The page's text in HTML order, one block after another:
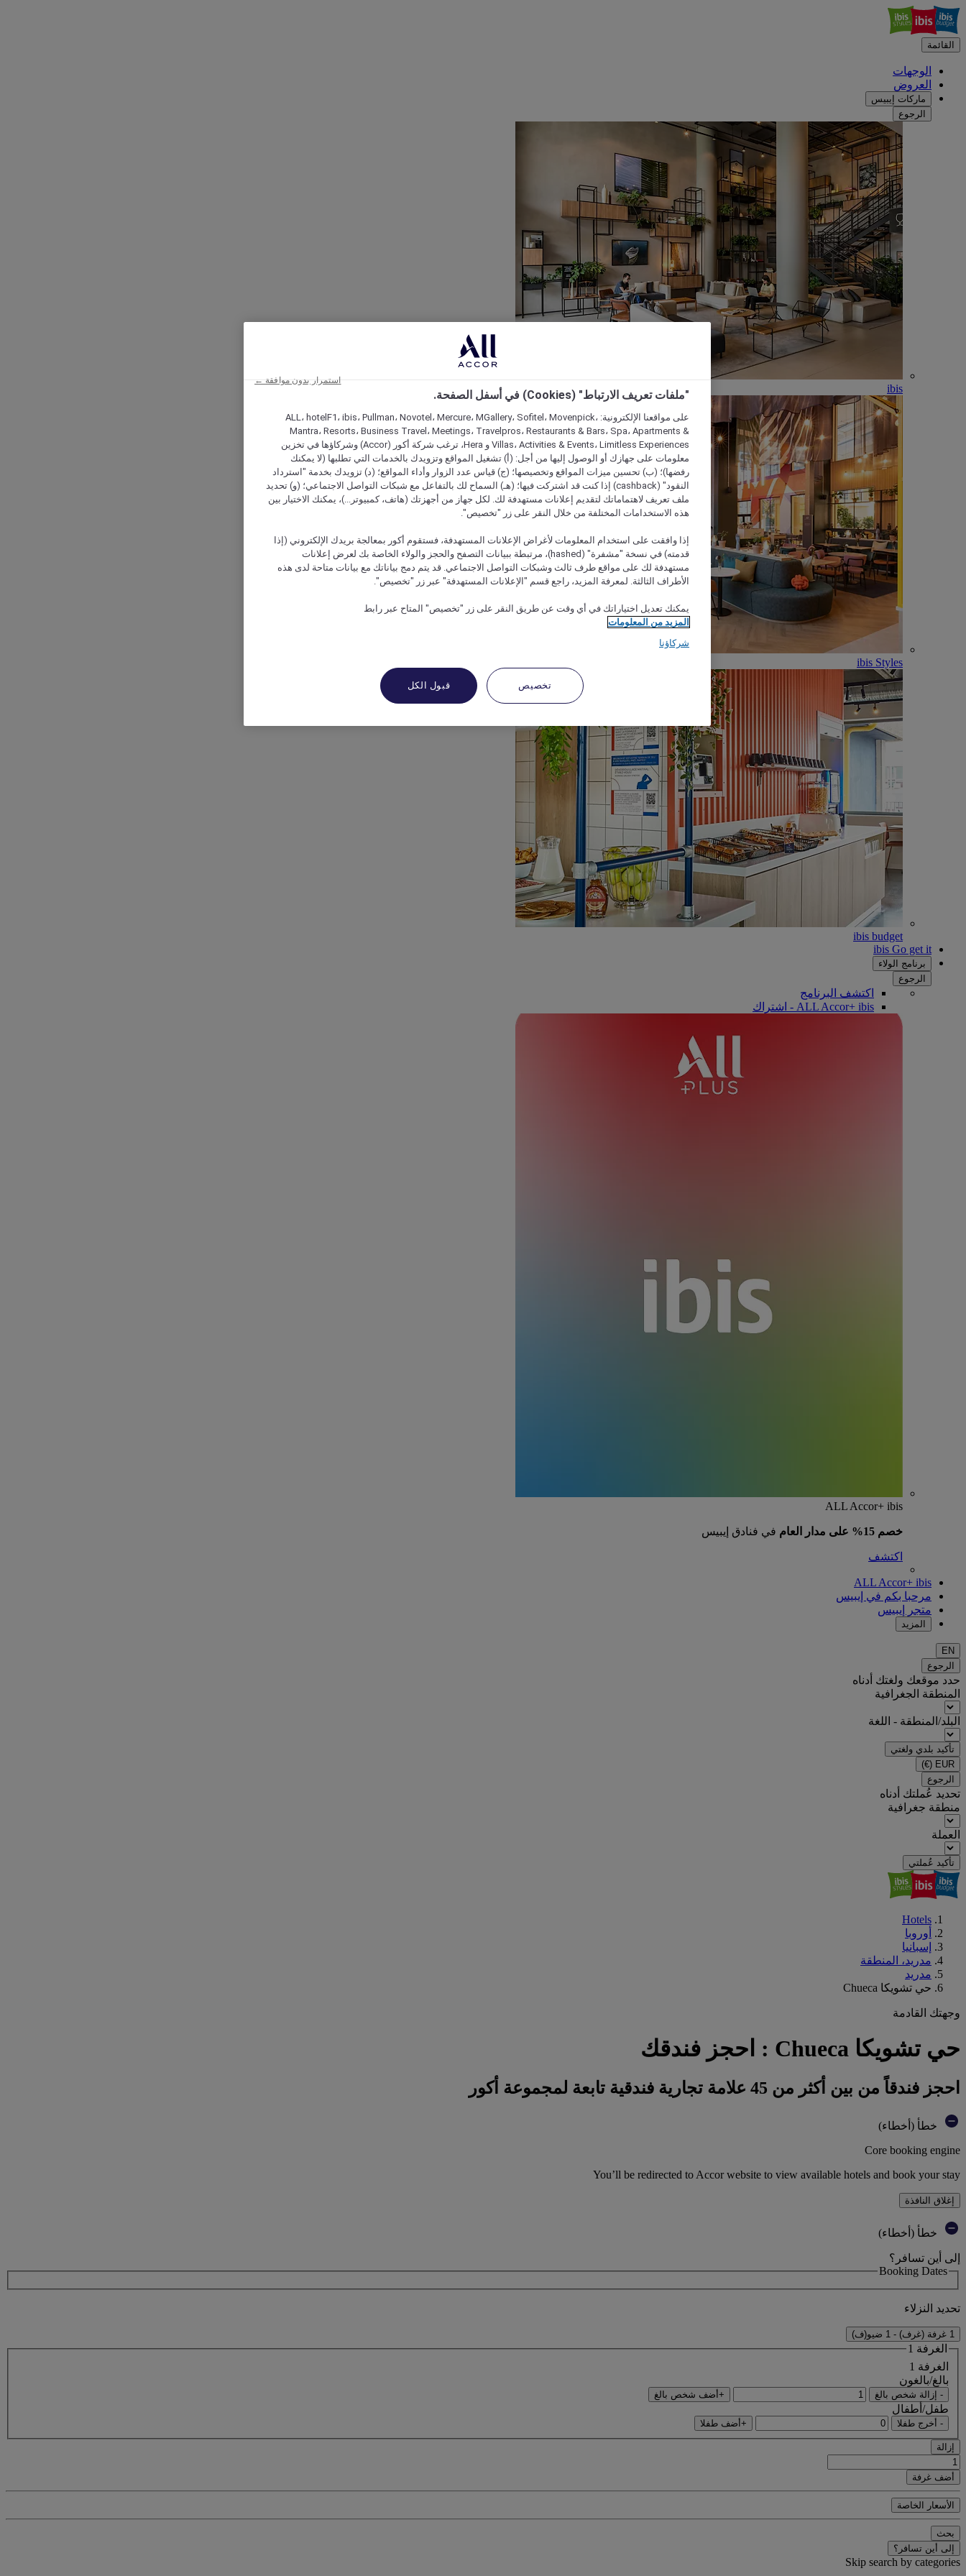
القائمة
الوجهات
العروض
ماركات إيبيس
الرجوع
ibis
ibis Styles
ibis budget
ibis Go get it
برنامج الولاء
الرجوع
اكتشف البرنامج
ALL Accor+ ibis - اشتراك
ALL Accor+ ibis
خصم 15% على مدار العام في فنادق إيبيس
اكتشف
ALL Accor+ ibis
مرحبا بكم في إيبيس
متجر إيبيس
المزيد
EN
الرجوع
حدد موقعك ولغتك أدناه
المنطقة الجغرافية
البلد/المنطقة - اللغة
تأكيد بلدي ولغتي
EUR
(€)
الرجوع
تحديد عُملتك أدناه
منطقة جغرافية
العملة
تأكيد عُملتي
Hotels
أوروبا
إسبانيا
مدريد، المنطقة
مدريد
حي تشويكا Chueca
وجهتك القادمة
حي تشويكا Chueca : احجز فندقك
احجز فندقاً من بين أكثر من 45 علامة تجارية فندقية تابعة لمجموعة أكور
خطأ (أخطاء)
Core booking engine
You’ll be redirected to Accor website to view available hotels and book your stay
إغلاق النافذة
خطأ (أخطاء)
إلى أين تسافر؟
Booking Dates
تحديد النزلاء
1 غرفة (غرف) - 1 ضيو(ف)
الغرفة 1
الغرفة 1
بالغ/بالغون
- إزالة شخص بالغ +أضف شخص بالغ
طفل/أطفال
- أخرج طفلا +أضف طفلا
إزالة
أضف غرفة
الأسعار الخاصة
بحث
إلى أين تسافر؟
Skip search by categories
"ملفات تعريف الارتباط" (Cookies) في أسفل الصفحة.
على مواقعنا الإلكترونية: ALL، hotelF1، ibis، Pullman، Novotel، Mercure، MGallery، Sofitel، Movenpick،
Mantra، Resorts، Business Travel، Meetings، Travelpros، Restaurants & Bars، Spa، Apartments &
Villas، Activities & Events، Limitless Experiences و Hera، ترغب شركة أكور (Accor) وشركاؤها في تخزين
معلومات على جهازك أو الوصول إليها من أجل: (أ) تشغيل المواقع وتزويدك بالخدمات التي تطلبها (لا يمكنك
رفضها)؛ (ب) تحسين ميزات المواقع وتخصيصها؛ (ج) قياس عدد الزوار وأداء المواقع؛ (د) تزويدك بخدمة "استرداد
النقود" (cashback) إذا كنت قد اشتركت فيها؛ (هـ) السماح لك بالتفاعل مع شبكات التواصل الاجتماعي؛ (و) تحديد
ملف تعريف لاهتماماتك لتقديم إعلانات مستهدفة لك. لكل جهاز من أجهزتك (هاتف، كمبيوتر...)، يمكنك الاختيار بين
هذه الاستخدامات المختلفة من خلال النقر على زر "تخصيص".
إذا وافقت على استخدام المعلومات لأغراض الإعلانات المستهدفة، فستقوم أكور بمعالجة بريدك الإلكتروني (إذا
قدمته) في نسخة "مشفرة" (hashed)، مرتبطة ببيانات التصفح والحجز والولاء الخاصة بك لعرض إعلانات
مستهدفة لك على مواقع طرف ثالث وشبكات التواصل الاجتماعي. قد يتم دمج بياناتك مع بيانات متاحة لدى هذه
الأطراف الثالثة. لمعرفة المزيد، راجع قسم "الإعلانات المستهدفة" عبر زر "تخصيص".
يمكنك تعديل اختياراتك في أي وقت عن طريق النقر على زر "تخصيص" المتاح عبر رابط
المزيد من المعلومات
شركاؤنا
تخصيص قبول الكل
استمرار بدون موافقة ←